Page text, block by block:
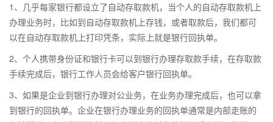
1、几乎每家银行都设立了自动存取款机，当个人的自动存取款机上
办理业务时，比如到自动存取款机上存钱，或者取款后，我们都可
以在自动存取款机上打印凭条，实际上就是银行回执单。
2、个人携带身份证和银行卡可以到银行办理存取款手续，在存取款
手续完成后，银行工作人员会给客户银行回执单。
3、如果是企业到银行办理对公业务，在业务办理完成后，也可以拿
到银行的回执单。企业在银行办理业务的回执单通常是内部走账的